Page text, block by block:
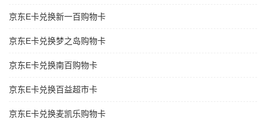
京东E卡兑换新一百购物卡
京东E卡兑换梦之岛购物卡
京东E卡兑换南百购物卡
京东E卡兑换百益超市卡
京东E卡兑换麦凯乐购物卡